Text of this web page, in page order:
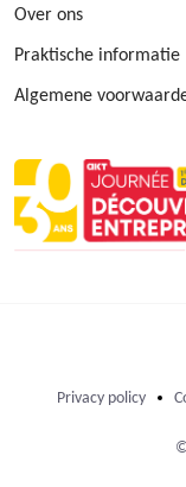
Over ons
Praktische informatie
Algemene
Privacy policy